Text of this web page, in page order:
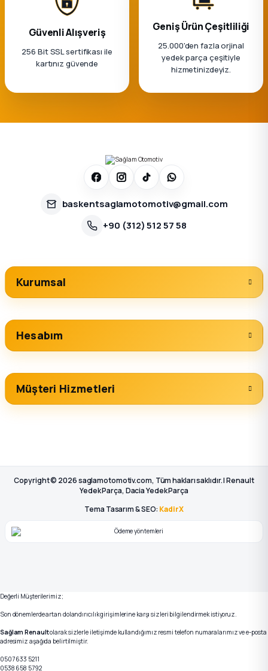
Güvenli Alışveriş
256 Bit SSL sertifikası ile
kartınız güvende
Geniş Ürün Çeşitliliği
25.000'den fazla orjinal
yedek parça çeşitiyle
hizmetinizdeyiz.
baskentsaglamotomotiv@gmail.com
+90 (312) 512 57 58
Kurumsal
Hesabım
Müşteri Hizmetleri
Copyright © 2026 saglamotomotiv.com, Tüm hakları saklıdır. | Renault
Yedek Parça, Dacia Yedek Parça
Tema Tasarım & SEO: KadirX
Değerli Müşterilerimiz;
Son dönemlerde artan dolandırıcılık girişimlerine karşı sizleri bilgilendirmek istiyoruz.
Sağlam Renaultolarak sizlerle iletişimde kullandığımız resmi telefon numaralarımız ve e-posta
adresimiz aşağıda belirtilmiştir.
0507 633 5211
0538 658 5792